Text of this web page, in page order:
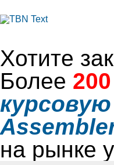
Хотите
Более 200
на рынке